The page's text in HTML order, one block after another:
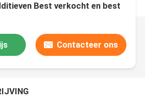
Best verkocht en best
Contacteer ons